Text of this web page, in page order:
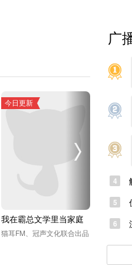
我在霸总文学里当家庭
医生 上季
猫耳FM、冠声文化联合出品
满城
广
4
5
6